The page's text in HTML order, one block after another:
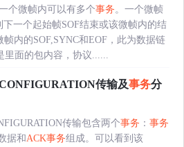
个微帧内可以有多个事务 。一个微帧
一个起始帧SOF结束或该微帧内的结
内的SOF,SYNC和EOF，此为数据链
面的包内容，协议......
传输及事务分
传输包含两个事务 ： 事务
据和ACK事务组成。可以看到该